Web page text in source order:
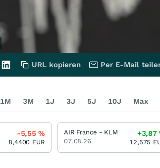
URL kopieren Per E-Mail
1M 3M 1J 3J 5J 10J Max
-5,55%
8,4400 EUR
AIR France - KLM
07.08.26
+3,87
12,575